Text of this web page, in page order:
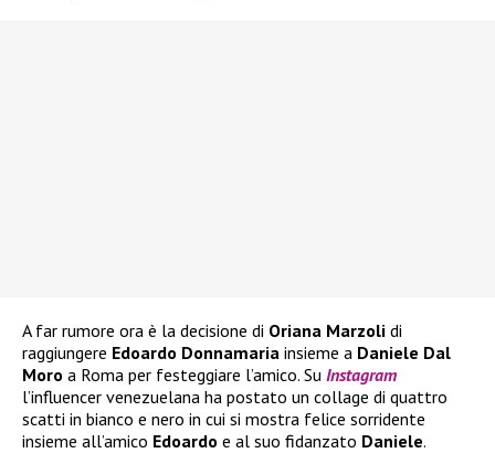
A far rumore ora è la decisione di Oriana Marzoli di
raggiungere Edoardo Donnamaria insieme a Daniele Dal
Moro a Roma per festeggiare l’amico. Su Instagram
l’influencer venezuelana ha postato un collage di quattro
scatti in bianco e nero in cui si mostra felice sorridente
insieme all’amico Edoardo e al suo fidanzato Daniele.